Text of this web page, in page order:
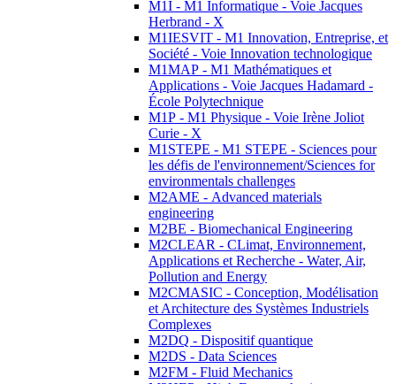
M1I - M1 Informatique - Voie Jacques
Herbrand - X
M1IESVIT - M1 Innovation, Entreprise, et
Société - Voie Innovation technologique
M1MAP - M1 Mathématiques et
Applications - Voie Jacques Hadamard -
École Polytechnique
M1P - M1 Physique - Voie Irène Joliot
Curie - X
M1STEPE - M1 STEPE - Sciences pour
les défis de l'environnement/Sciences for
environmentals challenges
M2AME - Advanced materials
engineering
M2BE - Biomechanical Engineering
M2CLEAR - CLimat, Environnement,
Applications et Recherche - Water, Air,
Pollution and Energy
M2CMASIC - Conception, Modélisation
et Architecture des Systèmes Industriels
Complexes
M2DQ - Dispositif quantique
M2DS - Data Sciences
M2FM - Fluid Mechanics